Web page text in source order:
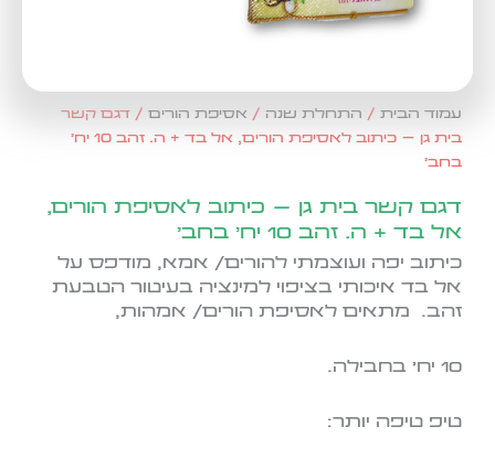
עמוד הבית/התחלת שנה/ אסיפת הורים/ דגם קשר
בית גן – כיתוב לאסיפת הורים, אל בד + ה. זהב 10 יח'
בחב'
דגם קשר בית גן – כיתוב לאסיפת הורים,
אל בד + ה. זהב 10 יח' בחב'
כיתוב יפה ועוצמתי להורים/ אמא, מודפס על
אל בד איכותי בציפוי למינציה בעיטור הטבעת
זהב. מתאים לאסיפת הורים/ אמהות,
10 יח' בחבילה.
טיפ טיפה יותר: